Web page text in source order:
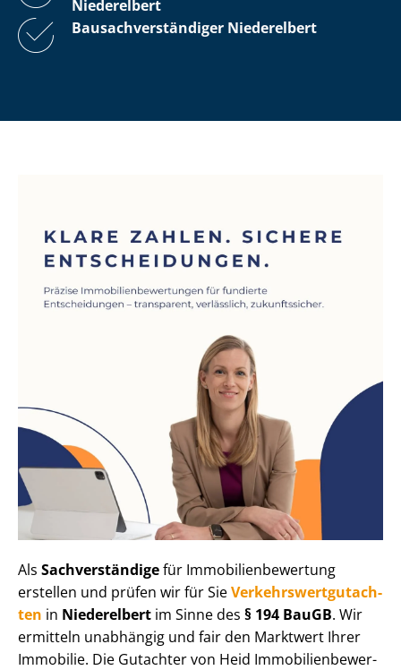
Niederelbert
Bau­sach­ver­stän­di­ger Niederelbert
Als Sachverständigefür Im­mo­bi­li­en­be­wer­tung
erstellen und prüfen wir für SieVer­kehrs­wert­gut­ach­
ten in Niederelbert im Sinne des § 194 BauGB. Wir
ermitteln unabhängig und fair den Marktwert Ihrer
Immobilie. Die Gutachter von Heid Im­mo­bi­li­en­be­wer­